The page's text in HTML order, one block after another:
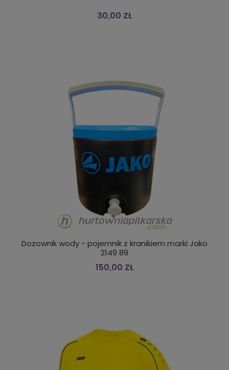
30,00 ZŁ
Dozownik wody - pojemnik z kranikiem marki Jako
2149 89
150,00 ZŁ